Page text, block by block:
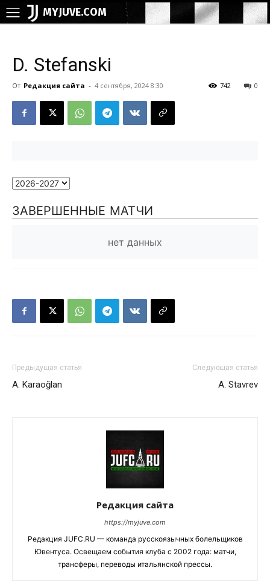
MYJUVE.COM
D. Stefanski
От Редакция сайта - 4 сентября, 2024 8:30 0
742
ЗАВЕРШЕННЫЕ МАТЧИ
нет данных
Предыдущая статья
A. Karaoğlan
Следующая статья
A. Stavrev
Редакция сайта
https://myjuve.com
Редакция JUFC.RU — команда русскоязычных болельщиков
Ювентуса. Освещаем события клуба с 2002 года: матчи,
трансферы, переводы итальянской прессы.